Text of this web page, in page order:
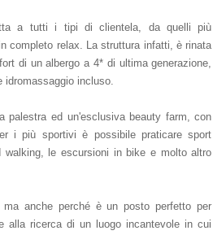
a tutti i tipi di clientela, da quelli più
completo relax. La struttura infatti, è rinata
di un albergo a 4* di ultima generazione,
idromassaggio incluso.
palestra ed un'esclusiva beauty farm, con
i più sportivi è possibile praticare sport
le escursioni in bike e molto altro
anche perché è un posto perfetto per
alla ricerca di un luogo incantevole in cui